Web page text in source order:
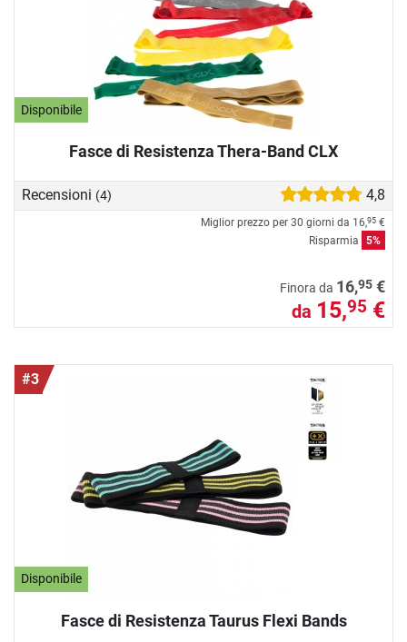
Disponibile
Fasce di Resistenza Thera-Band CLX
Recensioni (4) 4,8
Miglior prezzo per 30 giorni da 16,95 €
Risparmia
5%
Finora da 16,95 €
da 15,95 €
#3
Disponibile
Fasce di Resistenza Taurus Flexi Bands